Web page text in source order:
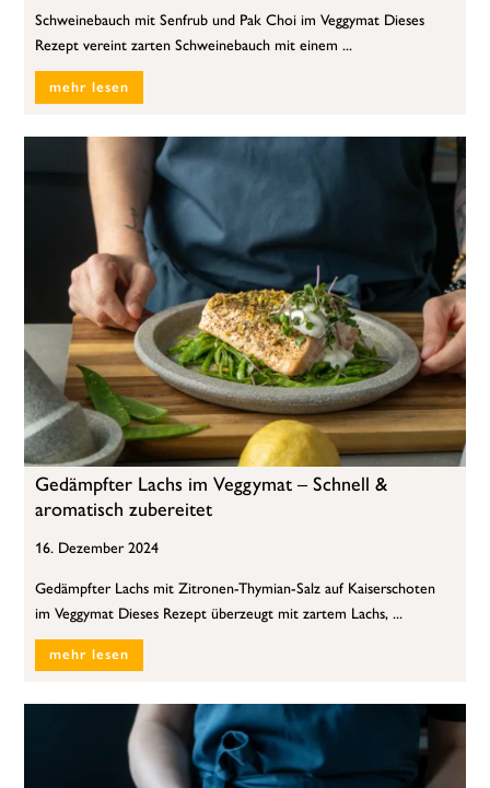
Schweinebauch mit Senfrub und Pak Choi im Veggymat Dieses
Rezept vereint zarten Schweinebauch mit einem ...
mehr lesen
Gedämpfter Lachs im Veggymat – Schnell &
aromatisch zubereitet
16. Dezember 2024
Gedämpfter Lachs mit Zitronen-Thymian-Salz auf Kaiserschoten
im Veggymat Dieses Rezept überzeugt mit zartem Lachs, ...
mehr lesen